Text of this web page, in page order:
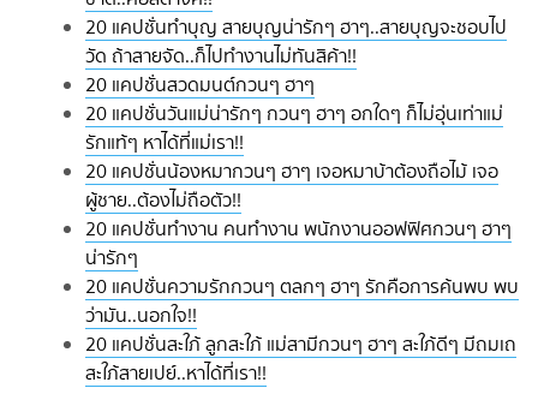
20 แคปชั่นทำบุญ สายบุญน่ารักๆ ฮาๆ..สายบุญจะชอบไป
วัด ถ้าสายจัด..ก็ไปทำงานไม่ทันสิค้า!!
20 แคปชั่นสวดมนต์กวนๆ ฮาๆ
20 แคปชั่นวันแม่น่ารักๆ กวนๆ ฮาๆ อกใดๆ ก็ไม่อุ่นเท่าแม่
รักแท้ๆ หาได้ที่แม่เรา!!
20 แคปชั่นน้องหมากวนๆ ฮาๆ เจอหมาบ้าต้องถือไม้ เจอ
ผู้ชาย..ต้องไม่ถือตัว!!
20 แคปชั่นทำงาน คนทำงาน พนักงานออฟฟิศกวนๆ ฮาๆ
น่ารักๆ
20 แคปชั่นความรักกวนๆ ตลกๆ ฮาๆ รักคือการค้นพบ พบ
ว่ามัน..นอกใจ!!
20 แคปชั่นสะใภ้ ลูกสะใภ้ แม่สามีกวนๆ ฮาๆ สะใภ้ดีๆ มีถมเถ
สะใภ้สายเปย์..หาได้ที่เรา!!